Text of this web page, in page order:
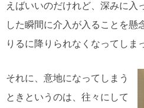
えばいいのだけれど、深みに入
した瞬間に介入が入ることを懸
りるに降りられなくなってしま
それに、意地になってしまう
ときというのは、往々にして